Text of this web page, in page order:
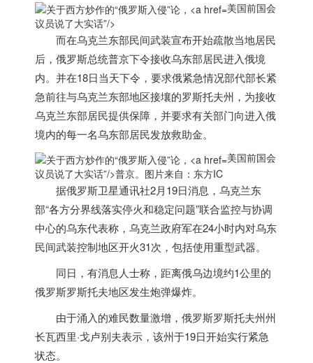
美国前国会
议员说了大实话”/>
而在乌克兰东部民间武装宣布开始疏散当地居民
后，俄罗斯总统普京下令接收乌东部居民进入俄境
内。并在18日当天下令，要求俄紧急情况部代部长紧
急前往与乌克兰东部地区接壤的罗斯托夫州，为接收
乌克兰东部居民提供保障，并要求有关部门向进入俄
境内的每一名乌东部居民发放救助金。
美国前国会
议员说了大实话”/>普京。图片来自：东方IC
据俄罗斯卫星通讯社2月19日消息，乌克兰东
部“各方分界线落实停火和稳定问题”联合监控与协调
中心的乌东代表称，乌克兰政府军在24小时内对乌东
民间武装控制地区开火31次，包括使用重型武器。
同日，有消息人士称，距离俄乌边境约1公里的
俄罗斯罗斯托夫地区发生炮弹爆炸。
由于涌入的难民数量激增，俄罗斯罗斯托夫州州
长瓦西里·戈卢别夫表示，该州于19日开始实行紧急
状态。